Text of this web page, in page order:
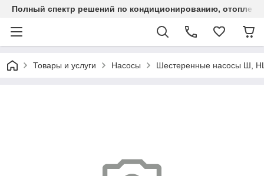
Полный спектр решений по кондиционированию,
Товары и услуги Насосы Шестеренные насосы